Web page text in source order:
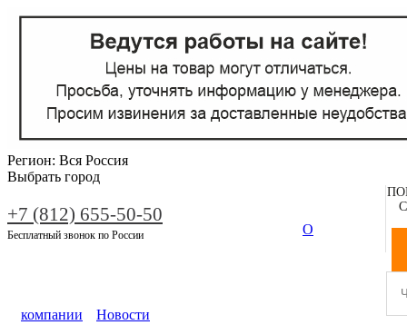
Регион: Вся Россия
Выбрать город
+7 (812) 655-50-50
Бесплатный звонок по России О
компании
Новости